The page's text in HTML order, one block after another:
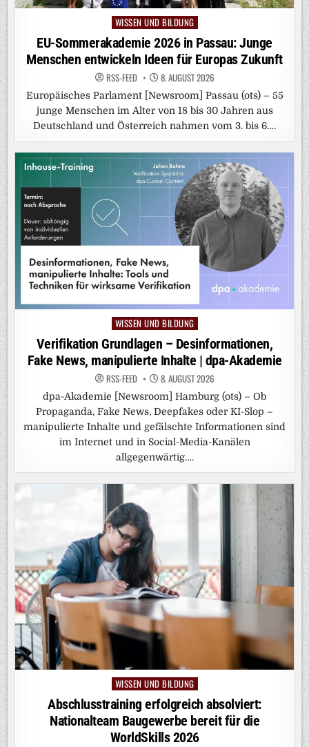
Posted
WISSEN UND BILDUNG
EU-Sommerakademie 2026 in Passau: Junge
Menschen entwickeln Ideen für Europas Zukunft
RSS-FEED 8. AUGUST 2026
Europäisches Parlament [Newsroom] Passau (ots) – 55
junge Menschen im Alter von 18 bis 30 Jahren aus
Deutschland und Österreich nahmen vom 3. bis 6….
Posted
WISSEN UND BILDUNG
Verifikation Grundlagen – Desinformationen,
Fake News, manipulierte Inhalte | dpa-Akademie
RSS-FEED 8. AUGUST 2026
dpa-Akademie [Newsroom] Hamburg (ots) – Ob
Propaganda, Fake News, Deepfakes oder KI-Slop –
manipulierte Inhalte und gefälschte Informationen sind
im Internet und in Social-Media-Kanälen
allgegenwärtig….
Posted
in
WISSEN UND BILDUNG
Abschlusstraining erfolgreich absolviert:
Nationalteam Baugewerbe bereit für die
WorldSkills 2026